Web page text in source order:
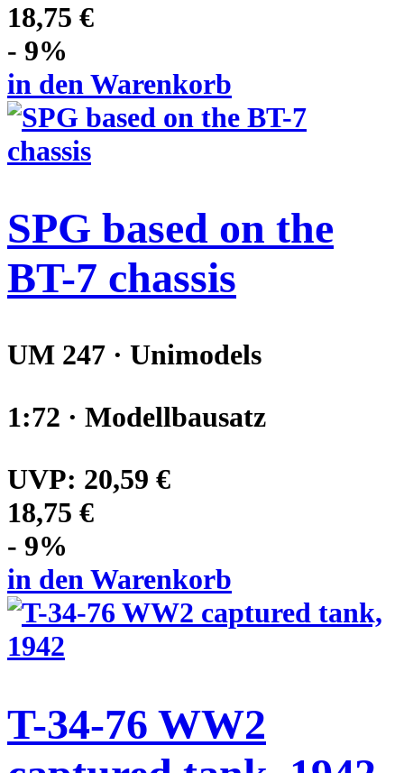
18,75 €
- 9%
in den Warenkorb
SPG based on the
BT-7 chassis
UM 247 · Unimodels
1:72 · Modellbausatz
UVP: 20,59 €
18,75 €
- 9%
in den Warenkorb
T-34-76 WW2